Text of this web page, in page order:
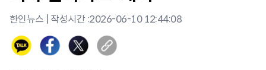
한인뉴스 | 작성시간 :2026-06-10 12:44:08